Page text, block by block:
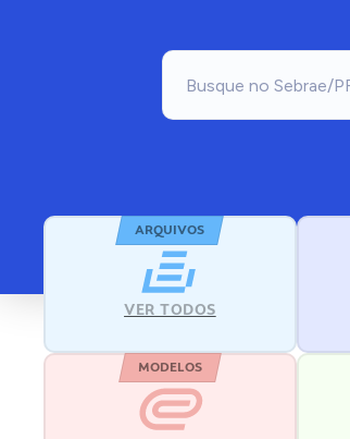
ARQUIVOS
VER TODOS
MODELOS